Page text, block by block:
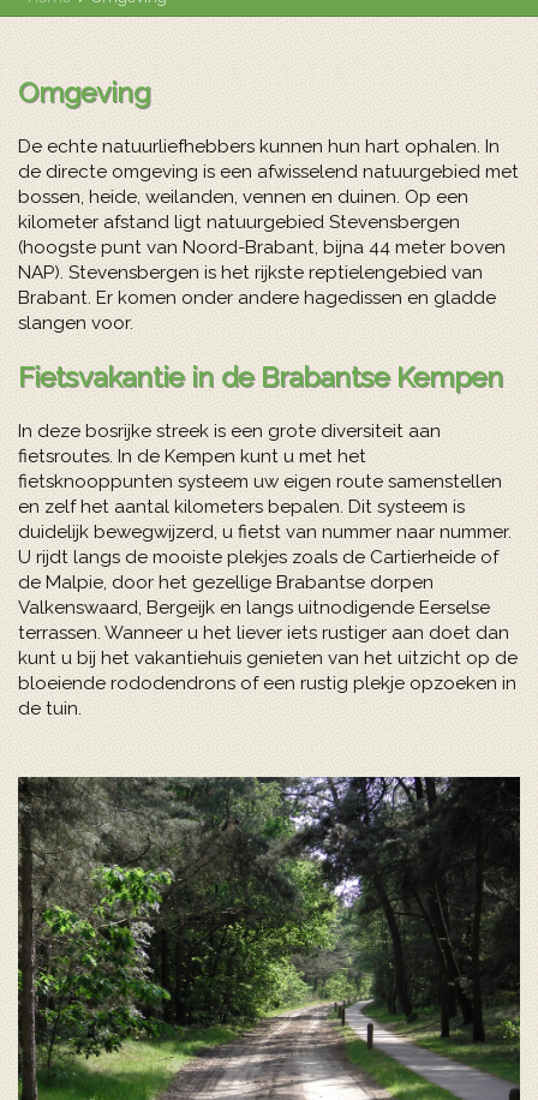
Omgeving
De echte natuurliefhebbers kunnen hun hart ophalen. In
de directe omgeving is een afwisselend natuurgebied met
bossen, heide, weilanden, vennen en duinen. Op een
kilometer afstand ligt natuurgebied Stevensbergen
(hoogste punt van Noord-Brabant, bijna 44 meter boven
NAP). Stevensbergen is het rijkste reptielengebied van
Brabant. Er komen onder andere hagedissen en gladde
slangen voor.
Fietsvakantie in de Brabantse Kempen
In deze bosrijke streek is een grote diversiteit aan
fietsroutes. In de Kempen kunt u met het
fietsknooppunten systeem uw eigen route samenstellen
en zelf het aantal kilometers bepalen. Dit systeem is
duidelijk bewegwijzerd, u fietst van nummer naar nummer.
U rijdt langs de mooiste plekjes zoals de Cartierheide of
de Malpie, door het gezellige Brabantse dorpen
Valkenswaard, Bergeijk en langs uitnodigende Eerselse
terrassen. Wanneer u het liever iets rustiger aan doet dan
kunt u bij het vakantiehuis genieten van het uitzicht op de
bloeiende rododendrons of een rustig plekje opzoeken in
de tuin.
Next